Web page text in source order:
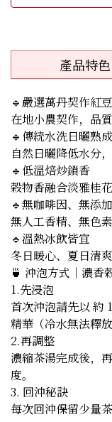
產品特色
🔹嚴選萬丹契作紅豆
在地小農契作，品
🔹傳統水洗日曬熟成
自然日曬降低水分
🔹低溫焙炒鎖香
穀物香融合淡雅桂
🔹無咖啡因、無添加
無人工香精、無色
🔹溫熱冰飲皆宜
冬日暖心、夏日清
🍵 沖泡方式｜濃香
1.先浸泡
首次沖泡請先以 約
精華（冷水無法釋
2.再調整
濃縮茶湯完成後，
度。
3. 回沖秘訣
每次回沖保留少量